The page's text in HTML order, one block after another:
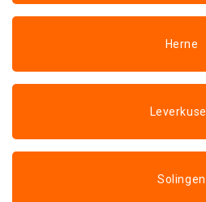
Herne
Solingen